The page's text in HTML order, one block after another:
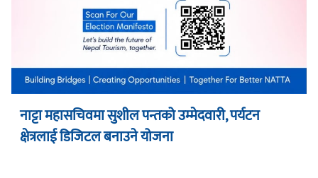
नाट्टा महासचिवमा सुशील पन्तको उम्मेदवारी, पर्यटन
क्षेत्रलाई डिजिटल बनाउने योजना